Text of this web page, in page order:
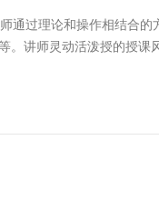
通过理论和操作相结合
讲师灵动活泼授的授课